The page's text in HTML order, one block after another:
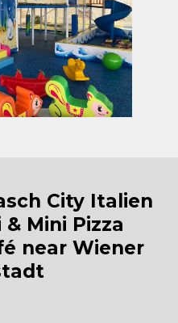
City Italien
Mini Pizza
near Wiener